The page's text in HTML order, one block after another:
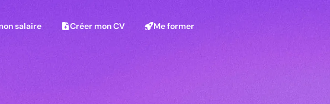
salaire Créer mon CV Me former
salaire Créer mon CV Me former